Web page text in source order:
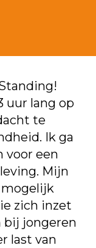
uur lang op
te
Ik ga
voor een
Mijn
mogelijk
zich inzet
bij jongeren
last van